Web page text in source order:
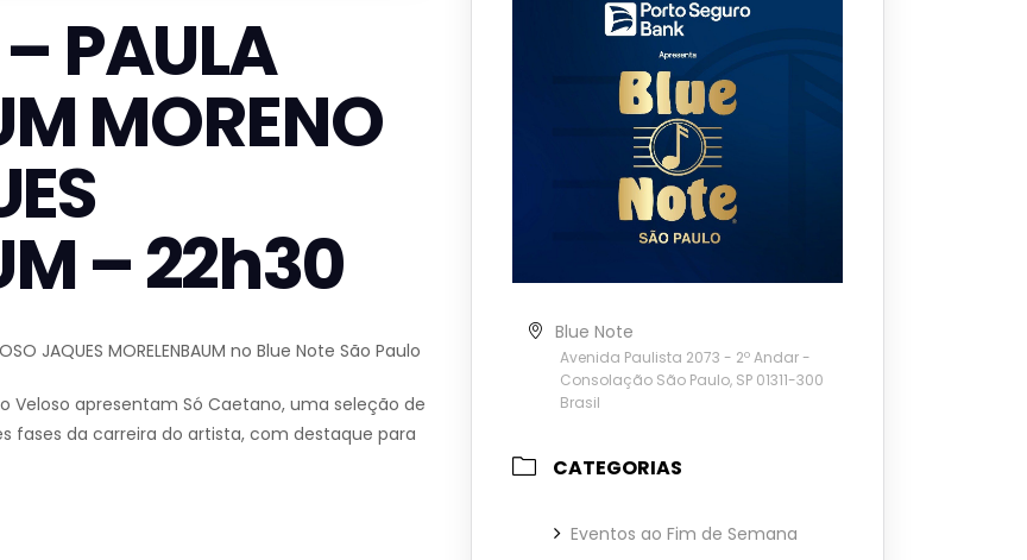
PAULA
MORENO
– 22h30
JAQUES MORELENBAUM no Blue Note São Paulo
Veloso apresentam Só Caetano, uma seleção de
fases da carreira do artista, com destaque para
Blue Note
Avenida Paulista 2073 - 2º Andar -
Consolação São Paulo, SP 01311-300
Brasil
CATEGORIAS
Eventos ao Fim de Semana